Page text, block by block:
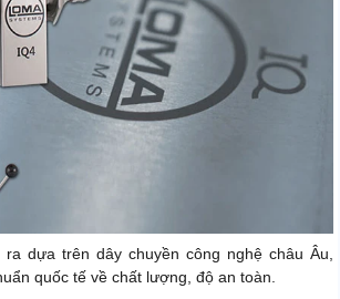
dựa trên dây chuyền công nghệ châu Âu,
quốc tế về chất lượng, độ an toàn.